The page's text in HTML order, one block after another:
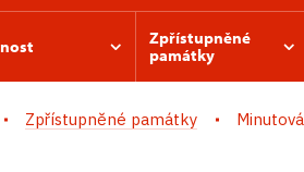
Zpřístupněné
památky
Zpřístupněné památky